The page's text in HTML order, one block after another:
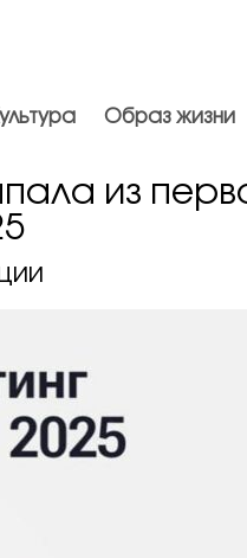
Образ жизни
из